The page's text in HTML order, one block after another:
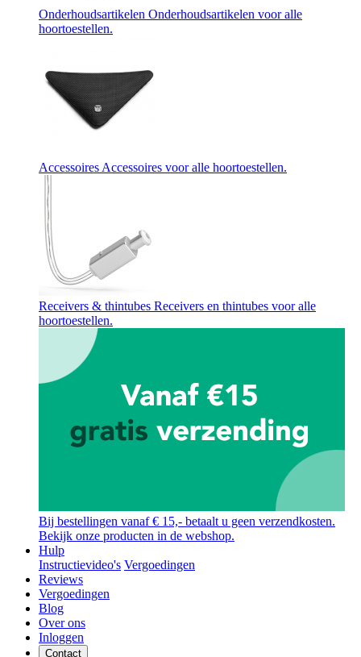
Onderhoudsartikelen Onderhoudsartikelen voor alle
hoortoestellen.
AccessoiresAccessoires voor alle hoortoestellen.
Receivers & thintubes Receivers en thintubes voor alle
hoortoestellen.
Bij bestellingen vanaf € 15,- betaalt u geen verzendkosten.
Bekijk onze producten in de webshop.
Hulp
Instructievideo's Vergoedingen
Reviews
Vergoedingen
Blog
Over ons
Inloggen
Contact